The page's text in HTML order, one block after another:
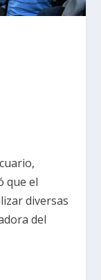
que el
diversas
del